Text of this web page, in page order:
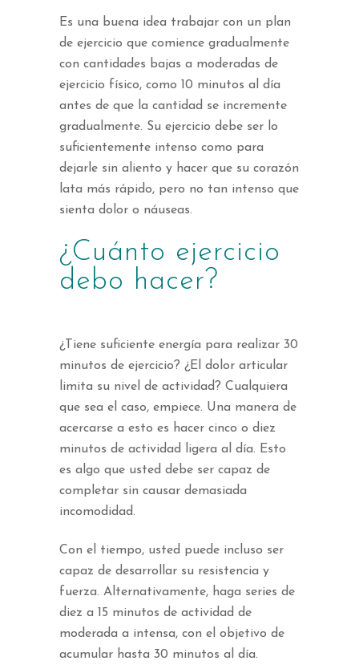
Es una buena idea trabajar con un plan
de ejercicio que comience gradualmente
con cantidades bajas a moderadas de
ejercicio físico, como 10 minutos al día
antes de que la cantidad se incremente
gradualmente. Su ejercicio debe ser lo
suficientemente intenso como para
dejarle sin aliento y hacer que su corazón
lata más rápido, pero no tan intenso que
sienta dolor o náuseas.
¿Cuánto ejercicio
debo hacer?
¿Tiene suficiente energía para realizar 30
minutos de ejercicio? ¿El dolor articular
limita su nivel de actividad? Cualquiera
que sea el caso, empiece. Una manera de
acercarse a esto es hacer cinco o diez
minutos de actividad ligera al día. Esto
es algo que usted debe ser capaz de
completar sin causar demasiada
incomodidad.
Con el tiempo, usted puede incluso ser
capaz de desarrollar su resistencia y
fuerza. Alternativamente, haga series de
diez a 15 minutos de actividad de
moderada a intensa, con el objetivo de
acumular hasta 30 minutos al día.